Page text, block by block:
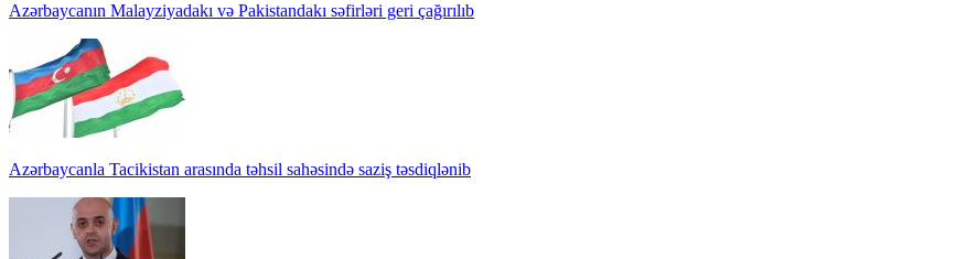
Azərbaycanın Malayziyadakı və Pakistandakı səfirləri geri çağırılıb
Azərbaycanla Tacikistan arasında təhsil sahəsində saziş təsdiqlənib